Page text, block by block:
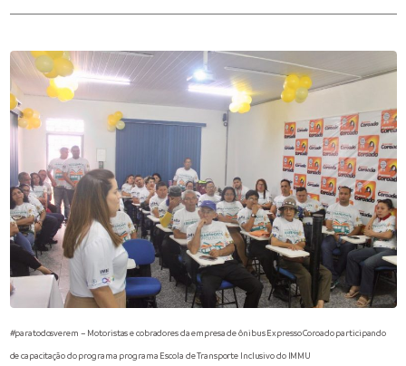
#paratodosverem – Motoristas e cobradores da empresa de ônibus Expresso Coroado participando
de capacitação do programa programa Escola de Transporte Inclusivo do IMMU